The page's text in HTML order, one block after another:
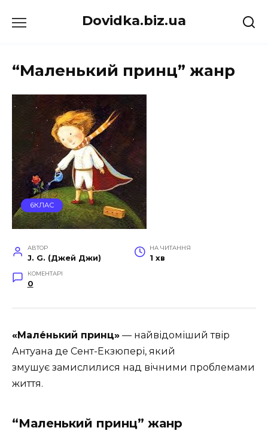
до
Dovidka.biz.ua
“Маленький принц” жанр
6КЛАС
АВТОР
J. G. (Джей Джи)
НА ЧИТАННЯ
1 хв
КОМЕНТАРІ
0
«Мале́нький принц» — найвідоміший твір
Антуана де Сент-Екзюпері, який
змушує замислилися над вічними проблемами
життя.
“Маленький принц” жанр